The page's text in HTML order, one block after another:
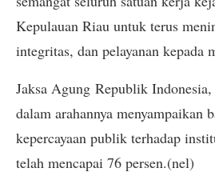
Kepulauan Riau untuk terus
integritas, dan pelayanan kepada
Jaksa Agung Republik
dalam arahannya menyampaikan
kepercayaan publik terhadap
telah mencapai 76 persen.(nel)